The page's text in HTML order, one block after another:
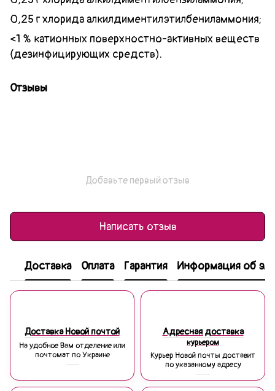
0,25 г хлорида алкилдиментилэтилбениламмония;
<1 % катионных поверхностно-активных веществ
(дезинфицирующих средств).
Отзывы
Добавьте первый отзыв
Написать отзыв
Доставка Оплата Гарантия Информация об
Доставка Новой почтой
На удобное Вам отделение или
почтомат по Украине
Адресная доставка
курьером
Курьер Новой почты доставит
по указанному адресу